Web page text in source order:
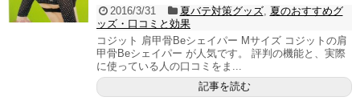
2016/3/31 夏バテ対策グッズ, 夏のおすすめグ
ッズ・口コミと効果
コジット 肩甲骨Beシェイパー Mサイズ コジットの肩
甲骨Beシェイパー が人気です。 評判の機能と、実際
に使っている人の口コミをま...
記事を読む